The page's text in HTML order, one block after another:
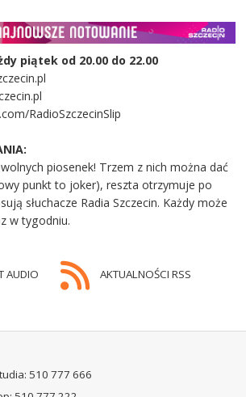
piątek od 20.00 do 22.00
RadioSzczecinSlip
piosenek! Trzem z nich można dać
punkt to joker), reszta otrzymuje po
słuchacze Radia Szczecin. Każdy może
w tygodniu.
AUDIO AKTUALNOŚCI RSS
510 777 666